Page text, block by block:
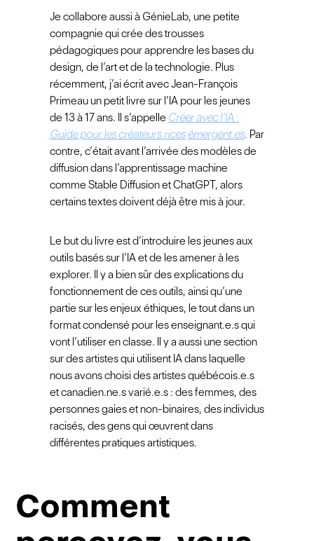
Je collabore aussi à GénieLab, une petite
compagnie qui crée des trousses
pédagogiques pour apprendre les bases du
design, de l’art et de la technologie. Plus
récemment, j’ai écrit avec Jean-François
Primeau un petit livre sur l’IA pour les jeunes
de 13 à 17 ans. Il s’appelle Créer avec l’IA :
Guide pour les créateurs.rices émergent.es. Par
contre, c’était avant l’arrivée des modèles de
diffusion dans l’apprentissage machine
comme Stable Diffusion et ChatGPT, alors
certains textes doivent déjà être mis à jour.
Le but du livre est d’introduire les jeunes aux
outils basés sur l’IA et de les amener à les
explorer. Il y a bien sûr des explications du
fonctionnement de ces outils, ainsi qu’une
partie sur les enjeux éthiques, le tout dans un
format condensé pour les enseignant.e.s qui
vont l’utiliser en classe. Il y a aussi une section
sur des artistes qui utilisent IA dans laquelle
nous avons choisi des artistes québécois.e.s
et canadien.ne.s varié.e.s : des femmes, des
personnes gaies et non-binaires, des individus
racisés, des gens qui œuvrent dans
différentes pratiques artistiques.
Comment